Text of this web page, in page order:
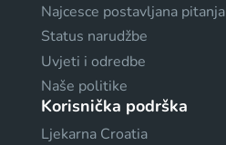
Najcesce postavljana pitanja
Status narudžbe
Uvjeti i odredbe
Naše politike
Korisnička podrška
Ljekarna Croatia